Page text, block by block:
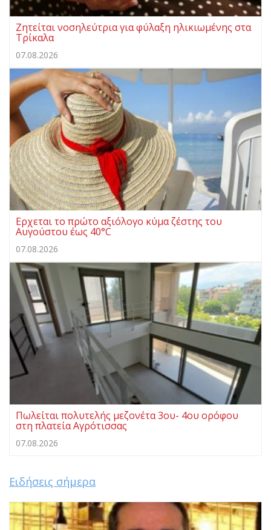
Ζητείται νοσηλεύτρια για φύλαξη ηλικιωμένης στα
Τρίκαλα
07.08.2026
Ερχεται το πρώτο αξιόλογο κύμα ζέστης του
Αυγούστου έως 40°C
07.08.2026
Πωλείται πολυτελής μεζονέτα 3ου- 4ου ορόφου
στη πλατεία Αγρότισσας
07.08.2026
Ειδήσεις σήμερα